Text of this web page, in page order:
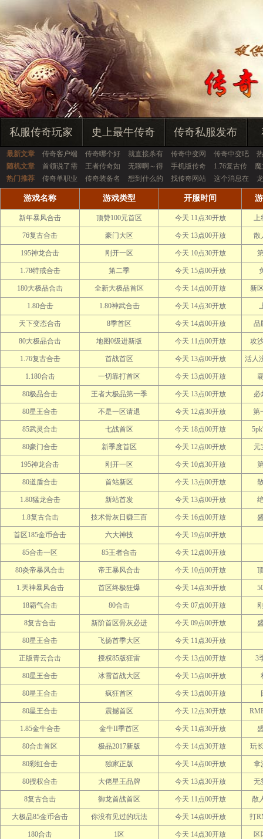
私服传奇玩家 史上最牛传奇 传奇私服发布
最新文章 传奇客户端 传奇哪个好 就直接杀有 传奇中变网 传奇中变吧
随机文章
首领说了需 王者传奇如 无聊啊～得 手机版传奇 1.76复古传
热门推荐
传奇单职业 传奇装备名 想到什么的 找传奇网站 这个消息在
游戏名称 游戏类型 开服时间
新年暴风合击 顶赞100元首区 今天 11点30开放 上
76复古合击 豪门大区 今天 13点00开放 散
195神龙合击 刚开一区 今天 10点30开放
1.78特戒合击 第二季 今天 15点00开放
180大极品合击 全新大极品首区 今天 14点00开放 新
1.80合击 1.80神武合击 今天 14点30开放
天下变态合击 8季首区 今天 14点00开放 品
80大极品合击 地图0级进新版 今天 11点00开放 攻
1.76复古合击 首战首区 今天 13点00开放 活人
1.180合击 一切靠打首区 今天 13点00开放
80极品合击 王者大极品第一季 今天 13点00开放 必
80星王合击 不是一区请退 今天 12点30开放 第
85武灵合击 七战首区 今天 18点00开放
80豪门合击 新季度首区 今天 12点00开放 元
195神龙合击 刚开一区 今天 10点30开放
80道盾合击 首站新区 今天 13点00开放
1.80猛龙合击 新站首发 今天 13点00开放
1.8复古合击 技术骨灰日赚三百 今天 16点00开放
首区185金币合击 六大神技 今天 19点00开放
85合击一区 85王者合击 今天 12点00开放
80炎帝暴风合击 帝王暴风合击 今天 10点00开放
1.兲神暴风合击 首区终极狂爆 今天 14点30开放
18霸气合击 80合击 今天 07点00开放
8复古合击 新阶首区骨灰必进 今天 09点00开放
80星王合击 飞扬首季大区 今天 11点30开放
正版青云合击 授权85版狂雷 今天 13点00开放 3
80星王合击 冰雪首战大区 今天 15点00开放
80星王合击 疯狂首区 今天 13点00开放
80星王合击 震撼首区 今天 12点30开放
1.85金牛合击 金牛II季首区 今天 11点30开放
80合击首区 极品2017新版 今天 14点30开放 玩
80彩虹合击 独家正版 今天 14点00开放 拿
80授权合击 大佬星王品牌 今天 13点30开放 无
8复古合击 御龙首战首区 今天 11点00开放 散
大极品85金币合击 你没有见过的玩法 今天 14点00开放 打
180合击 1区 今天 14点30开放 区